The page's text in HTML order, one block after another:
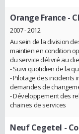
Orange France -
2007 - 2012
Au sein de la division
maintien en condition
du service délivré au
- Suivi quotidien de la
- Pilotage des incidents
demandes de
- Développement des
chaines de services
Neuf Cegetel -